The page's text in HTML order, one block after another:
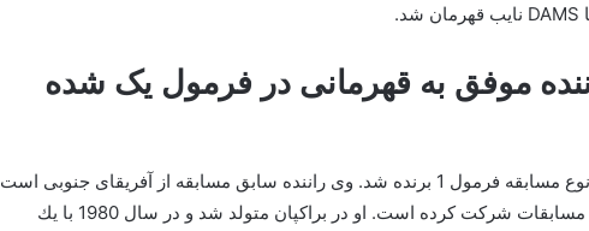
موفق به قهرمانی در فرمول یک شده
دزیره ویلسون تنها زنی بود که در هر نوع مسابقه فرمول 1 برنده شد. وی راننده سابق مسابقه از آفریقای جنوبی است
و تنها یکی از پنج زنی است که در این مسابقات شرکت کرده است. او در براكپان متولد شد و در سال 1980 با یك